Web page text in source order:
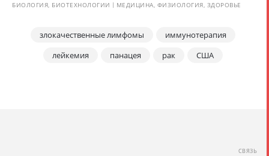
БИОЛОГИЯ, БИОТЕХНОЛОГИИ МЕДИЦИНА, ФИЗИОЛОГИЯ, ЗДОРОВЬЕ
злокачественные лимфомы
иммунотерапия
лейкемия
панацея рак США
СВЯЗЬ